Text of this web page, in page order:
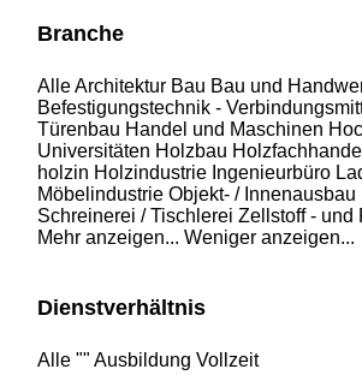
Branche
AlleArchitektur Bau Bau und
Befestigungstechnik -
Türenbau Handel und Maschinen
Universitäten Holzbau Holzfachhandel
holzin Holzindustrie Ingenieurbüro
Möbelindustrie Objekt- / Innenausbau
Schreinerei / Tischlerei Zellstoff - und
Mehr anzeigen... Weniger anzeigen...
Dienstverhältnis
Alle "" Ausbildung Vollzeit